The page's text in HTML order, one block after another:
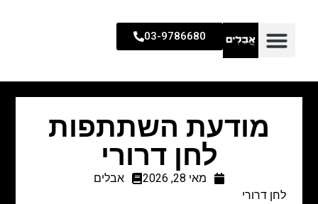
03-9786680
מודעת השתתפות
לחן דרורי
מאי 28, 2026
אבלים
לחן דרורי